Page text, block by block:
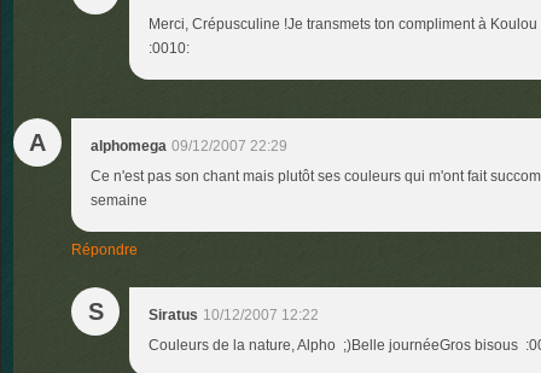
Merci, Crépusculine !Je transmets ton compliment à
:0010:
A alphomega 09/12/2007 22:29
Ce n'est pas son chant mais plutôt ses couleurs qui m'ont fait
semaine
Répondre
S Siratus 10/12/2007 12:22
Couleurs de la nature, Alpho ;)Belle journéeGros bisous